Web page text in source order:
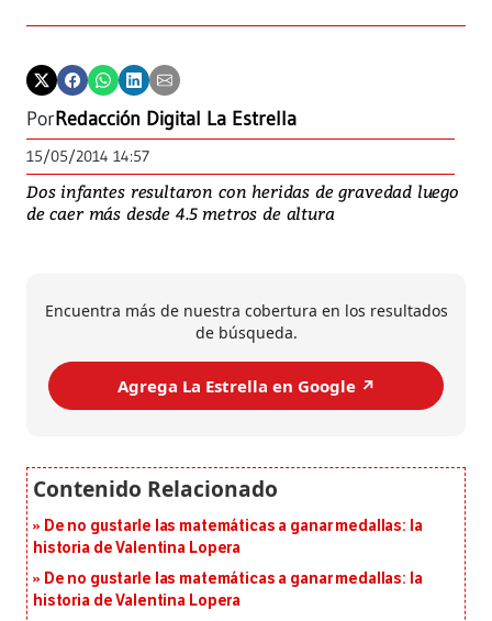
PorRedacción Digital La Estrella
15/05/2014 14:57
Dos infantes resultaron con heridas de gravedad luego
de caer más desde 4.5 metros de altura
Encuentra más de nuestra cobertura en los resultados
de búsqueda.
Agrega La Estrella en Google ↗️
De no gustarle las matemáticas a ganar medallas: la
historia de Valentina Lopera
De no gustarle las matemáticas a ganar medallas: la
historia de Valentina Lopera